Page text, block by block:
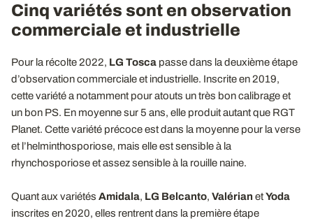
Cinq variétés sont en observation
commerciale et industrielle
Pour la récolte 2022, LG Tosca passe dans la deuxième étape
d’observation commerciale et industrielle. Inscrite en 2019,
cette variété a notamment pour atouts un très bon calibrage et
un bon PS. En moyenne sur 5 ans, elle produit autant que RGT
Planet. Cette variété précoce est dans la moyenne pour la verse
et l’helminthosporiose, mais elle est sensible à la
rhynchosporiose et assez sensible à la rouille naine.
Quant aux variétés Amidala, LG Belcanto, ValérianetYoda
inscrites en 2020, elles rentrent dans la première étape